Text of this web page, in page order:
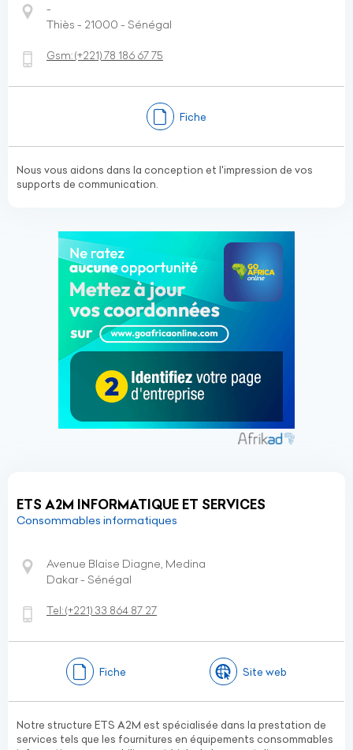
-
Thiès - 21000 - Sénégal
Gsm:(+221)78 186 67 75
Fiche
Nous vous aidons dans la conception et l'impression de vos
supports de communication.
ETS A2M INFORMATIQUE ET SERVICES
Consommables informatiques
Avenue Blaise Diagne, Medina
Dakar - Sénégal
Tel:(+221) 33 864 87 27
Fiche Site web
Notre structure ETS A2M est spécialisée dans la prestation de
services tels que les fournitures en équipements consommables